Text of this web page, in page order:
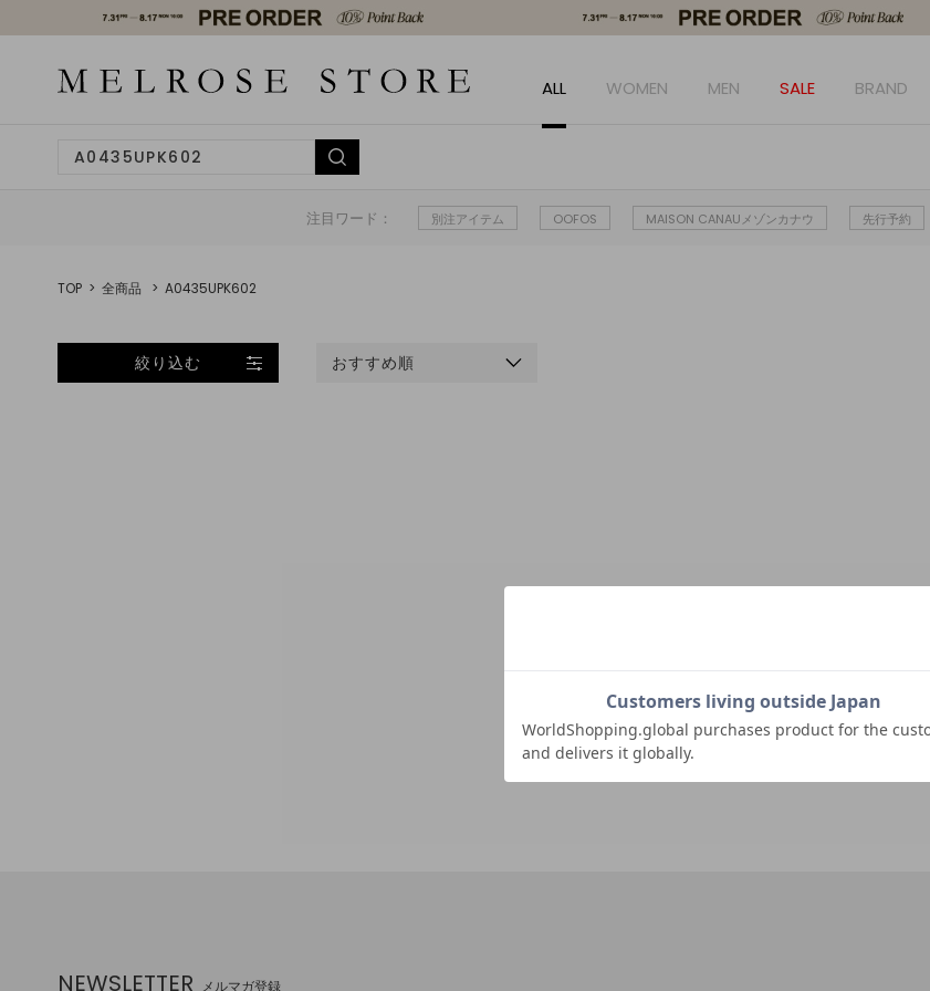
ALL WOMEN MEN SALE BRAND
注目ワード： 別注アイテム OOFOS MAISON CANAUメゾンカナウ 先行予約
TOP 全商品 A0435UPK602
絞り込む おすすめ順
NEWSLETTER メルマガ登録